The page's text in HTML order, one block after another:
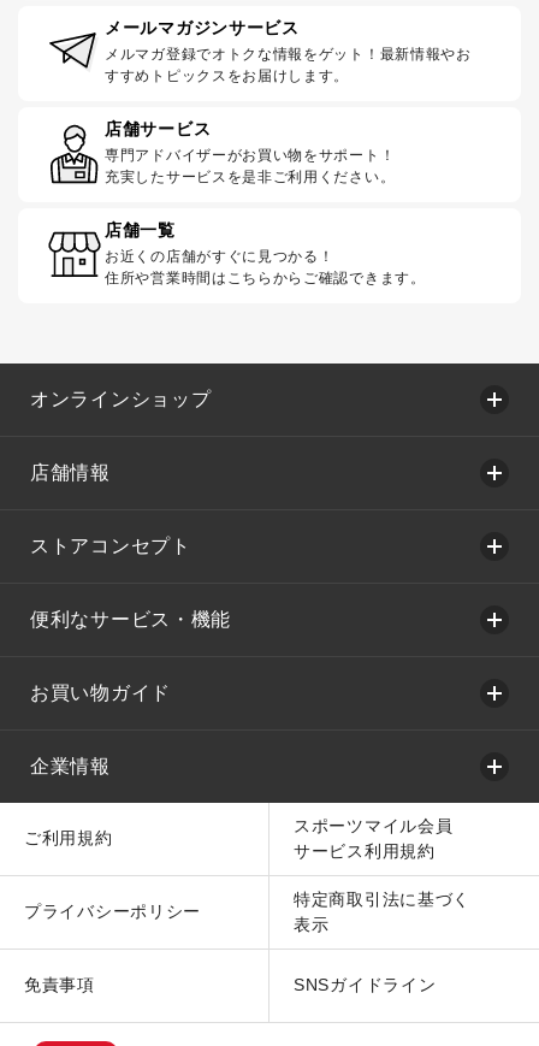
メールマガジンサービス
メルマガ登録でオトクな情報をゲット！最新情報やお
すすめトピックスをお届けします。
店舗サービス
専門アドバイザーがお買い物をサポート！
充実したサービスを是非ご利用ください。
店舗一覧
お近くの店舗がすぐに見つかる！
住所や営業時間はこちらからご確認できます。
オンラインショップ
店舗情報
ストアコンセプト
便利なサービス・機能
お買い物ガイド
企業情報
ご利用規約
スポーツマイル会員
サービス利用規約
プライバシーポリシー
特定商取引法に基づく
表示
免責事項 SNSガイドライン